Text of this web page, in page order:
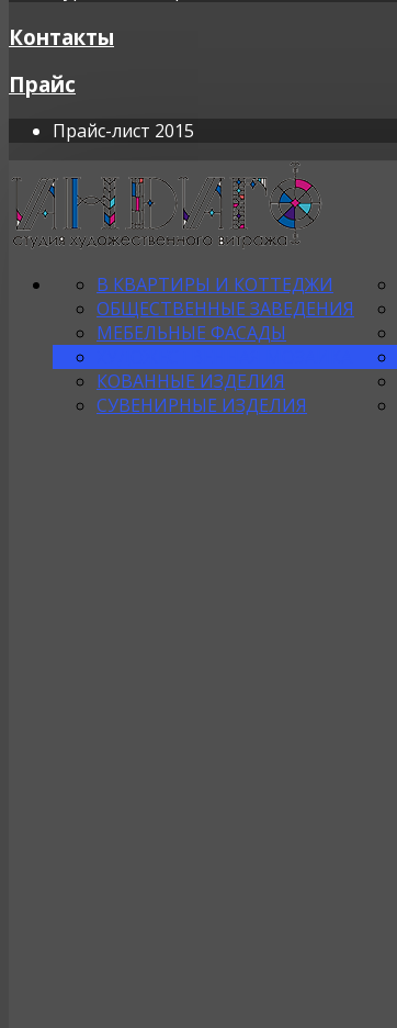
Контакты
Прайс
Прайс-лист 2015
В КВАРТИРЫ И КОТТЕДЖИ
ОБЩЕСТВЕННЫЕ ЗАВЕДЕНИЯ
МЕБЕЛЬНЫЕ ФАСАДЫ
КОВАННЫЕ ИЗДЕЛИЯ
СУВЕНИРНЫЕ ИЗДЕЛИЯ